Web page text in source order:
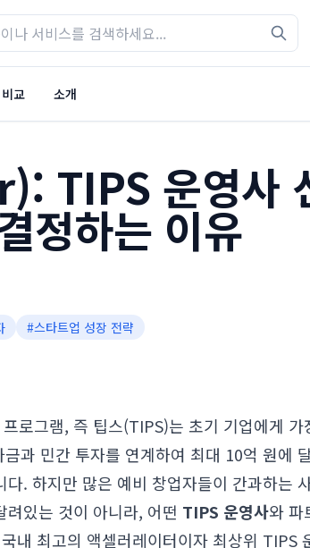
교 소개
TIPS 운영사
정하는 이유
#스타트업 성장 전략
로그램, 즉 팁스(TIPS)는 초기 기업에게
과 민간 투자를 연계하여 최대 10억 원에
. 하지만 많은 예비 창업자들이 간과하는
있는 것이 아니라, 어떤 TIPS 운영사와 파
내 최고의 액셀러레이터이자 최상위 TIPS